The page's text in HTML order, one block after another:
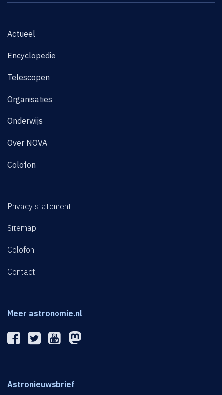
Actueel
Encyclopedie
Telescopen
Organisaties
Onderwijs
Over NOVA
Colofon
Privacy statement
Sitemap
Colofon
Contact
Meer astronomie.nl
Astronieuwsbrief